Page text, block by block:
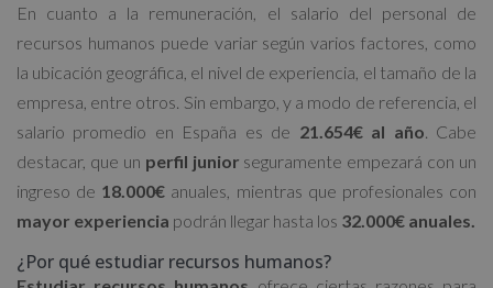
En cuanto a la remuneración, el salario del personal de
recursos humanos puede variar según varios factores, como
la ubicación geográfica, el nivel de experiencia, el tamaño de la
empresa, entre otros. Sin embargo, y a modo de referencia, el
salario promedio en España es de 21.654€ al año . Cabe
destacar, que un perfil junior seguramente empezará con un
ingreso de 18.000€ anuales, mientras que profesionales con
mayor experiencia podrán llegar hasta los 32.000€ anuales.
¿Por qué estudiar recursos humanos?